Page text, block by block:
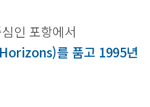
인 포항에서
를 품고 1995년